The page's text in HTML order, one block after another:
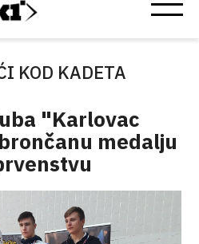
KOD KADETA
"Karlovac
medalju